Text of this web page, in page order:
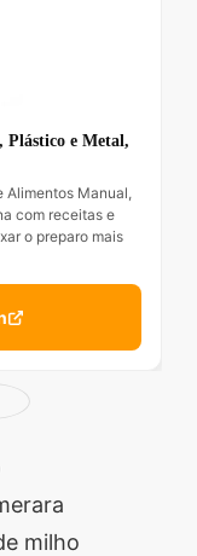
Plástico e Metal,
Alimentos Manual,
com receitas e
o preparo mais
milho